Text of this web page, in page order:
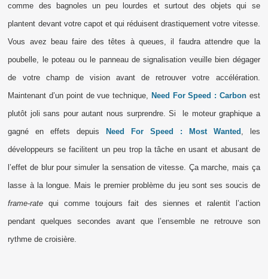
comme des bagnoles un peu lourdes et surtout des objets qui se
plantent devant votre capot et qui réduisent drastiquement votre vitesse.
Vous avez beau faire des têtes à queues, il faudra attendre que la
poubelle, le poteau ou le panneau de signalisation veuille bien dégager
de votre champ de vision avant de retrouver votre accélération.
Maintenant d’un point de vue technique,
Need For Speed : Carbonest
plutôt joli sans pour autant nous surprendre. Si
le moteur graphique a
gagné en effets depuis
Need For Speed : Most Wanted
, les
développeurs se facilitent un peu trop la tâche en usant et abusant de
l’effet de blur pour simuler la sensation de vitesse. Ça marche, mais ça
lasse à la longue. Mais le premier problème du jeu sont ses soucis de
frame-rate qui comme toujours fait des siennes et ralentit l’action
pendant quelques secondes avant que l’ensemble ne retrouve son
rythme de croisière.